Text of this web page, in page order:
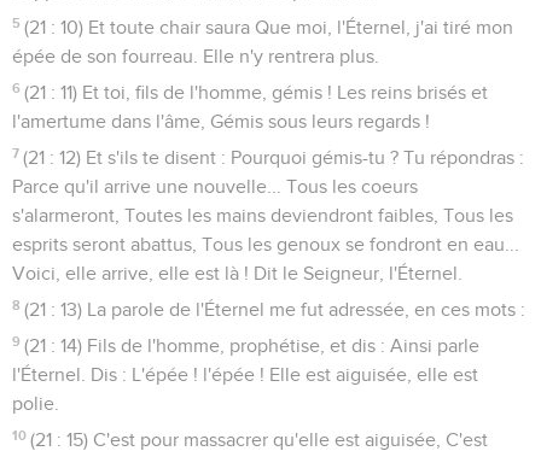
5 (21 : 10) Et toute chair saura Que moi, l'Éternel, j'ai tiré mon
épée de son fourreau. Elle n'y rentrera plus.
6 (21 : 11) Et toi, fils de l'homme, gémis ! Les reins brisés et
l'amertume dans l'âme, Gémis sous leurs regards !
7 (21 : 12) Et s'ils te disent : Pourquoi gémis-tu ? Tu répondras :
Parce qu'il arrive une nouvelle... Tous les coeurs
s'alarmeront, Toutes les mains deviendront faibles, Tous les
esprits seront abattus, Tous les genoux se fondront en eau...
Voici, elle arrive, elle est là ! Dit le Seigneur, l'Éternel.
8 (21 : 13) La parole de l'Éternel me fut adressée, en ces mots :
9 (21 : 14) Fils de l'homme, prophétise, et dis : Ainsi parle
l'Éternel. Dis : L'épée ! l'épée ! Elle est aiguisée, elle est
polie.
10 (21 : 15) C'est pour massacrer qu'elle est aiguisée, C'est